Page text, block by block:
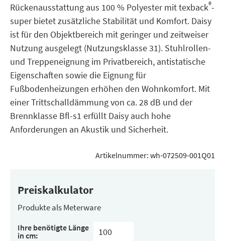
Rückenausstattung aus 100 % Polyester mit texback®-
super bietet zusätzliche Stabilität und Komfort. Daisy
ist für den Objektbereich mit geringer und zeitweiser
Nutzung ausgelegt (Nutzungsklasse 31). Stuhlrollen-
und Treppeneignung im Privatbereich, antistatische
Eigenschaften sowie die Eignung für
Fußbodenheizungen erhöhen den Wohnkomfort. Mit
einer Trittschalldämmung von ca. 28 dB und der
Brennklasse Bfl-s1 erfüllt Daisy auch hohe
Anforderungen an Akustik und Sicherheit.
Artikelnummer: wh-072509-001Q01
Preiskalkulator
Produkte als Meterware
Ihre benötigte Länge
in cm: